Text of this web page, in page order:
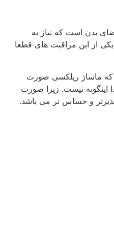
است که نیاز به
از این مراقبت های قطعا
که ماساژ ریلکسی صورت
نیست. زیرا صورت
و حساس تر می باشد.